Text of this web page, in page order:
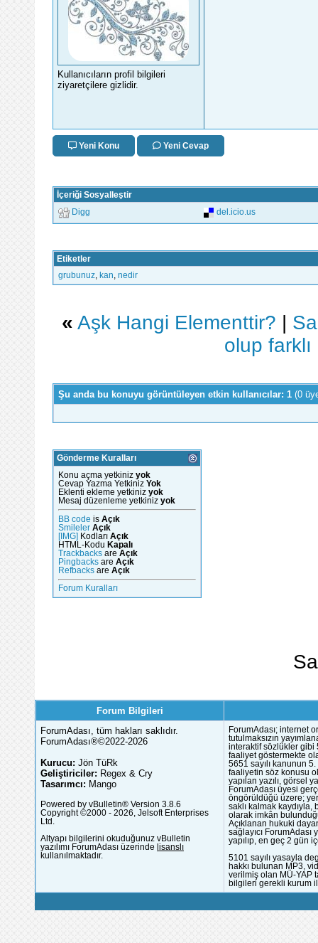
Kullanıcıların profil bilgileri
ziyaretçilere gizlidir.
Yeni Konu Yeni Cevap
İçeriği Sosyalleştir
Digg del.icio.us
Etiketler
grubunuz
kan nedir
« Aşk Hangi Elementtir? |
olup
Şu anda bu konuyu görüntüleyen etkin kullanıcılar: 1 (0
Gönderme Kuralları
Konu açma yetkiniz yok
Cevap Yazma Yetkiniz Yok
Eklenti ekleme yetkiniz yok
Mesaj düzenleme yetkiniz yok
BB code is Açık
Smileler Açık
[IMG] Kodları Açık
HTML-Kodu Kapalı
Trackbacks are Açık
Pingbacks are Açık
Refbacks are Açık
Forum Kuralları
Forum Bilgileri
ForumAdası, tüm hakları saklıdır.
ForumAdası®©2022-2026
Kurucu: Jön TüRk
Geliştiriciler: Regex & Cry
Tasarımcı: Mango
Powered by vBulletin® Version 3.8.6
Copyright ©2000 - 2026, Jelsoft Enterprises
Ltd.
Altyapı bilgilerini okuduğunuz vBulletin
yazılımı ForumAdası üzerinde lisanslı
kullanılmaktadır.
ForumAdası; internet
tutulmaksızın
interaktif sözlükler gibi
faaliyet göstermekte
5651 sayılı kanunun
faaliyetin söz konusu
yapılan yazılı, görsel
ForumAdası üyesi
öngörüldüğü üzere;
saklı kalmak
olarak imkân
Açıklanan hukuki
sağlayıcı
yapılıp, en geç 2 gün
5101 sayılı yasayla
hakkı bulunan MP3,
verilmiş olan MÜ-YAP
bilgileri gerekli kurum